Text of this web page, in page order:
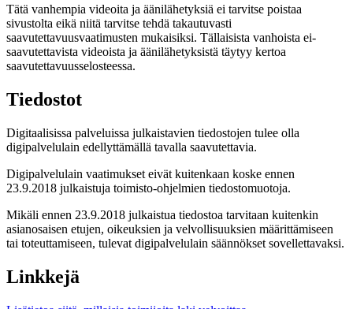
Tätä vanhempia videoita ja äänilähetyksiä ei tarvitse poistaa
sivustolta eikä niitä tarvitse tehdä takautuvasti
saavutettavuusvaatimusten mukaisiksi. Tällaisista vanhoista ei-
saavutettavista videoista ja äänilähetyksistä täytyy kertoa
saavutettavuusselosteessa.
Tiedostot
Digitaalisissa palveluissa julkaistavien tiedostojen tulee olla
digipalvelulain edellyttämällä tavalla saavutettavia.
Digipalvelulain vaatimukset eivät kuitenkaan koske ennen
23.9.2018 julkaistuja toimisto-ohjelmien tiedostomuotoja.
Mikäli ennen 23.9.2018 julkaistua tiedostoa tarvitaan kuitenkin
asianosaisen etujen, oikeuksien ja velvollisuuksien määrittämiseen
tai toteuttamiseen, tulevat digipalvelulain säännökset sovellettavaksi.
Linkkejä